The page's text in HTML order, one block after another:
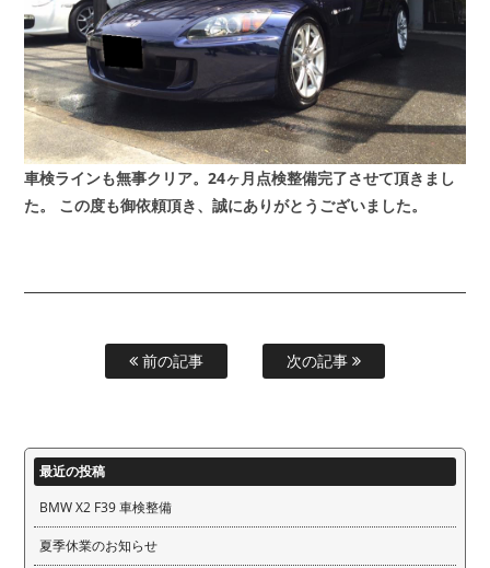
車検ラインも無事クリア。24ヶ月点検整備完了させて頂きまし
た。
この度も御依頼頂き、誠にありがとうございました。
前の記事 次の記事
最近の投稿
BMW X2 F39 車検整備
夏季休業のお知らせ